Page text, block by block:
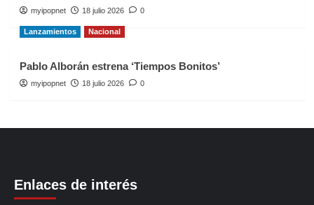
myipopnet 18 julio 2026 0
Lanzamientos Nacional
Pablo Alborán estrena ‘Tiempos Bonitos’
myipopnet 18 julio 2026 0
Enlaces de interés